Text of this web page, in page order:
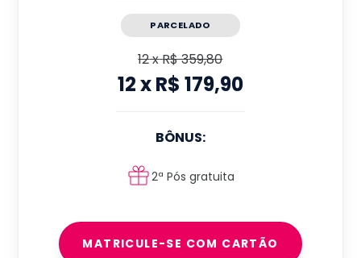
PARCELADO
12xR$ 359,80
12xR$ 179,90
BÔNUS:
2ª Pós gratuita
MATRICULE-SE COM CARTÃO